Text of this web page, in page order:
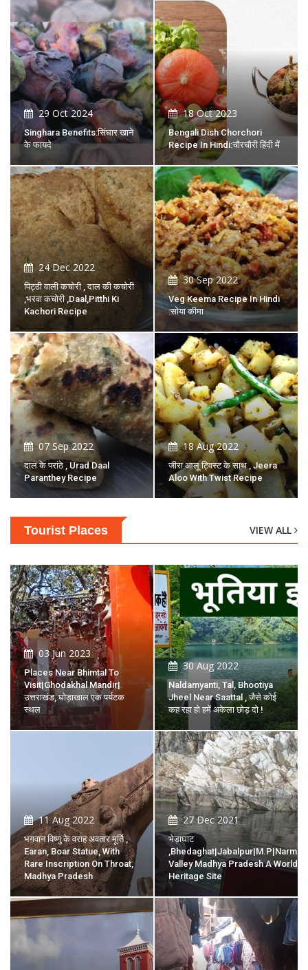
29 Oct 2024
Singhara Benefits:सिंघार खाने
के फायदे
18 Oct 2023
Bengali Dish Chorchori
Recipe In Hindi:चौरचौरी हिंदी में
24 Dec 2022
पिट्ठी वाली कचोरी , दाल की कचोरी
,भरवा कचोरी ,Daal,pitthi Ki
Kachori Recipe
30 Sep 2022
Veg Keema Recipe In Hindi
:सोया कीमा
07 Sep 2022
दाल के परांठे , Urad Daal
Paranthey Recipe
18 Aug 2022
जीरा आलू ट्विस्ट के साथ , Jeera
Aloo With Twist Recipe
Tourist Places VIEW ALL
03 Jun 2023
Places Near Bhimtal To
Visit|Ghodakhal Mandir|
उत्तराखंड, घोड़ाखाल एक पर्यटक
स्थल
30 Aug 2022
Naldamyanti, Tal, Bhootiya
Jheel Near Saattal , जैसे कोई
कह रहा हो हमें अकेला छोड़ दो !
11 Aug 2022
भगवान विष्णु के वराह अवतार मूर्ति ,
Earan, Boar Statue, With
Rare Inscription On Throat,
Madhya Pradesh
27 Dec 2021
भेड़ाघाट
Valley Madhya Pradesh A World
Heritage Site